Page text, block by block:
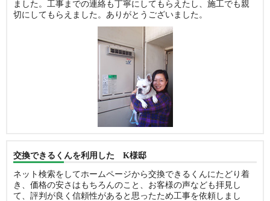
ました。工事までの連絡も丁寧にしてもらえたし、施工でも親
切にしてもらえました。ありがとうございました。
交換できるくんを利用した K様邸
ネット検索をしてホームページから交換できるくんにたどり着
き、価格の安さはもちろんのこと、お客様の声なども拝見し
て、評判が良く信頼性があると思ったため工事を依頼しまし